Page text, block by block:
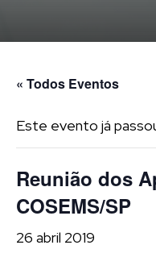
« Todos Eventos
Este evento já
Reunião dos
COSEMS/SP
26 abril 2019